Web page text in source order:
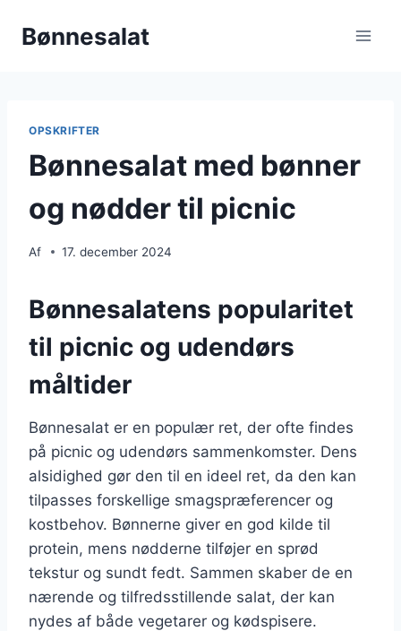
Bønnesalat
OPSKRIFTER
Bønnesalat med bønner
og nødder til picnic
Af 17. december 2024
Bønnesalatens popularitet
til picnic og udendørs
måltider
Bønnesalat er en populær ret, der ofte findes
på picnic og udendørs sammenkomster. Dens
alsidighed gør den til en ideel ret, da den kan
tilpasses forskellige smagspræferencer og
kostbehov. Bønnerne giver en god kilde til
protein, mens nødderne tilføjer en sprød
tekstur og sundt fedt. Sammen skaber de en
nærende og tilfredsstillende salat, der kan
nydes af både vegetarer og kødspisere.